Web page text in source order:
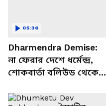
Dharmendra Demise:
না ফেরার দেশে ধর্মেন্দ্র,
শোকবার্তা বলিউড থেকে
05:36